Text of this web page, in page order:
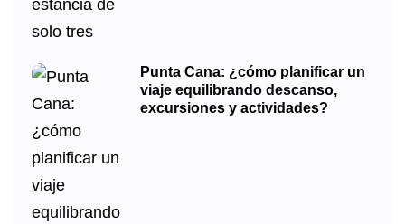
Punta Cana: ¿cómo planificar un
viaje equilibrando descanso,
excursiones y actividades?